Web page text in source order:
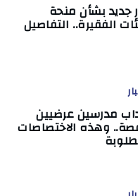
جديد بشأن منحة
الفقيرة.. التفاصيل
مدرسين عرضيين
وهذه الاختصاصات